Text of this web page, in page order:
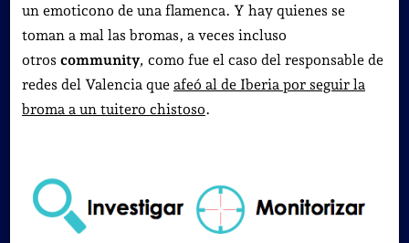
un emoticono de una flamenca. Y hay quienes se
toman a mal las bromas, a veces incluso
otros community, como fue el caso del responsable de
redes del Valencia que afeó al de Iberia por seguir la
broma a un tuitero chistoso.